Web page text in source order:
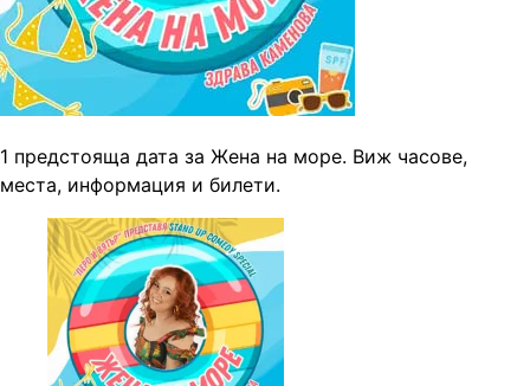
1 предстояща дата за Жена на море. Виж часове,
места, информация и билети.